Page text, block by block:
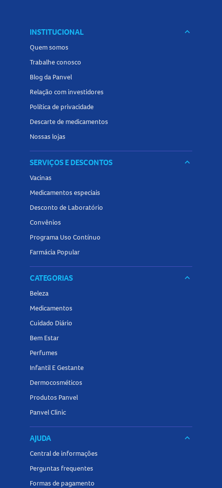
INSTITUCIONAL keyboard_arrow_down
Quem somos
Trabalhe conosco
Blog da Panvel
Relação com investidores
Política de privacidade
Descarte de medicamentos
Nossas lojas
SERVIÇOS E DESCONTOS keyboard_arrow_down
Vacinas
Medicamentos especiais
Desconto de Laboratório
Convênios
Programa Uso Contínuo
Farmácia Popular
CATEGORIAS keyboard_arrow_down
Beleza
Medicamentos
Cuidado Diário
Bem Estar
Perfumes
Infantil E Gestante
Dermocosméticos
Produtos Panvel
Panvel Clinic
AJUDA keyboard_arrow_down
Central de informações
Perguntas frequentes
Formas de pagamento